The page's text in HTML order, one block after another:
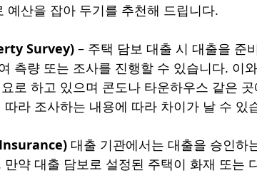
예산을 잡아 두기를 추천해 드립니다.
Survey) – 주택 담보 대출 시 대출을 준
측량 또는 조사를 진행할 수 있습니다. 이
로 하고 있으며 콘도나 타운하우스 같은
라 조사하는 내용에 따라 차이가 날 수 있
대출 기관에서는 대출을 승인하
약 대출 담보로 설정된 주택이 화재 또는